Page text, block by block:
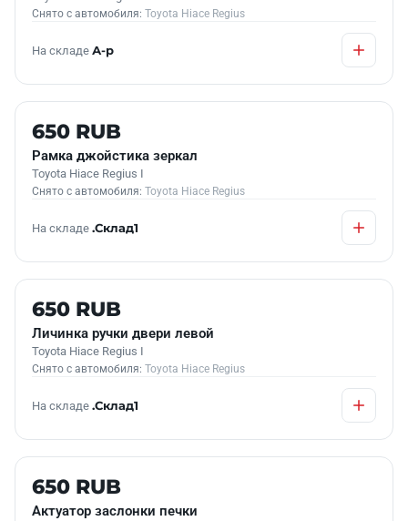
Снято с автомобиля: Toyota Hiace Regius
На складе А-р
Б/У В НАЛИЧИИ
650 RUB
Рамка джойстика зеркал
Toyota Hiace Regius I
Снято с автомобиля: Toyota Hiace Regius
На складе .Склад1
Б/У В НАЛИЧИИ
650 RUB
Личинка ручки двери левой
Toyota Hiace Regius I
Снято с автомобиля: Toyota Hiace Regius
На складе .Склад1
Б/У В НАЛИЧИИ
650 RUB
Актуатор заслонки печки